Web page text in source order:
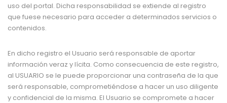
uso del portal. Dicha responsabilidad se extiende al registro
que fuese necesario para acceder a determinados servicios o
contenidos.
En dicho registro el Usuario será responsable de aportar
información veraz y lícita. Como consecuencia de este registro,
al USUARIO se le puede proporcionar una contraseña de la que
será responsable, comprometiéndose a hacer un uso diligente
y confidencial de la misma. El Usuario se compromete a hacer